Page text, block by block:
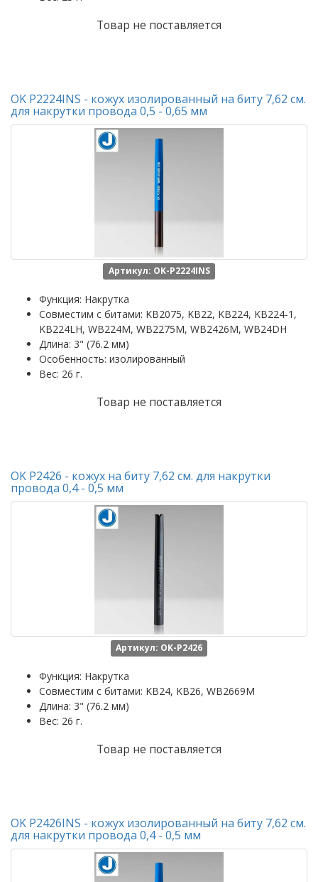
Товар не поставляется
OK P2224INS - кожух изолированный на биту 7,62 см.
для накрутки провода 0,5 - 0,65 мм
Артикул: OK-P2224INS
Функция: Накрутка
Совместим с битами: KB2075, KB22, KB224, KB224-1,
KB224LH, WB224M, WB2275M, WB2426M, WB24DH
Длина: 3" (76.2 мм)
Особенность: изолированный
Вес: 26 г.
Товар не поставляется
OK P2426 - кожух на биту 7,62 см. для накрутки
провода 0,4 - 0,5 мм
Артикул: OK-P2426
Функция: Накрутка
Совместим с битами: KB24, KB26, WB2669M
Длина: 3" (76.2 мм)
Вес: 26 г.
Товар не поставляется
OK P2426INS - кожух изолированный на биту 7,62 см.
для накрутки провода 0,4 - 0,5 мм